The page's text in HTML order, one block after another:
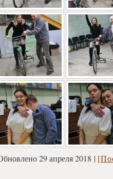
29 апреля 2018